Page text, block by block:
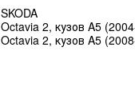
SKODA
Octavia 2, кузов A5
Octavia 2, кузов A5